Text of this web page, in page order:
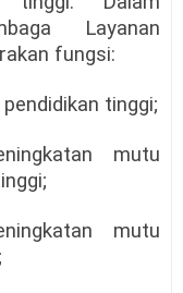
Layanan
fungsi:
tinggi;
mutu
mutu